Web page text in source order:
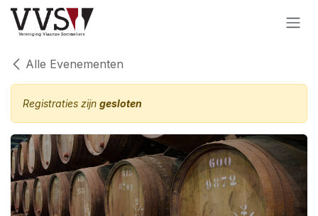
Overslaan naar inhoud
Alle Evenementen
Registraties zijn gesloten